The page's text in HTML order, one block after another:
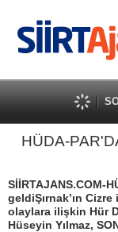
HÜDA-
SİİRTAJANS.COM-
geldiŞırnak’ın
olaylara ilişkin Hür
Hüseyin Yılmaz,